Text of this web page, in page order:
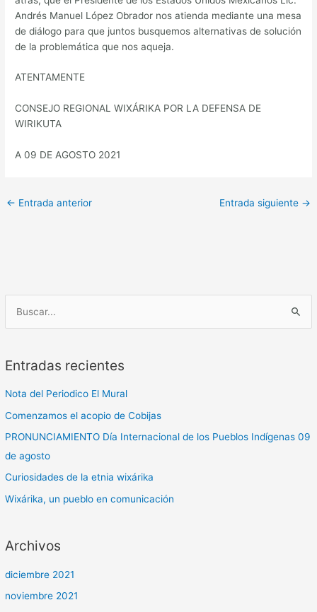
c
a
r
Entradas recientes
Nota del Periodico El Mural
Comenzamos el acopio de Cobijas
PRONUNCIAMIENTO Día Internacional de los Pueblos Indígenas 09
de agosto
​Curiosidades de la etnia wixárika
Wixárika, un pueblo en comunicación
Archivos
diciembre 2021
noviembre 2021
Andrés Manuel López Obrador nos atienda mediante una mesa
de diálogo para que juntos busquemos alternativas de solución
de la problemática que nos aqueja.
ATENTAMENTE
CONSEJO REGIONAL WIXÁRIKA POR LA DEFENSA DE
WIRIKUTA
A 09 DE AGOSTO 2021
← Entrada anterior Entrada siguiente →